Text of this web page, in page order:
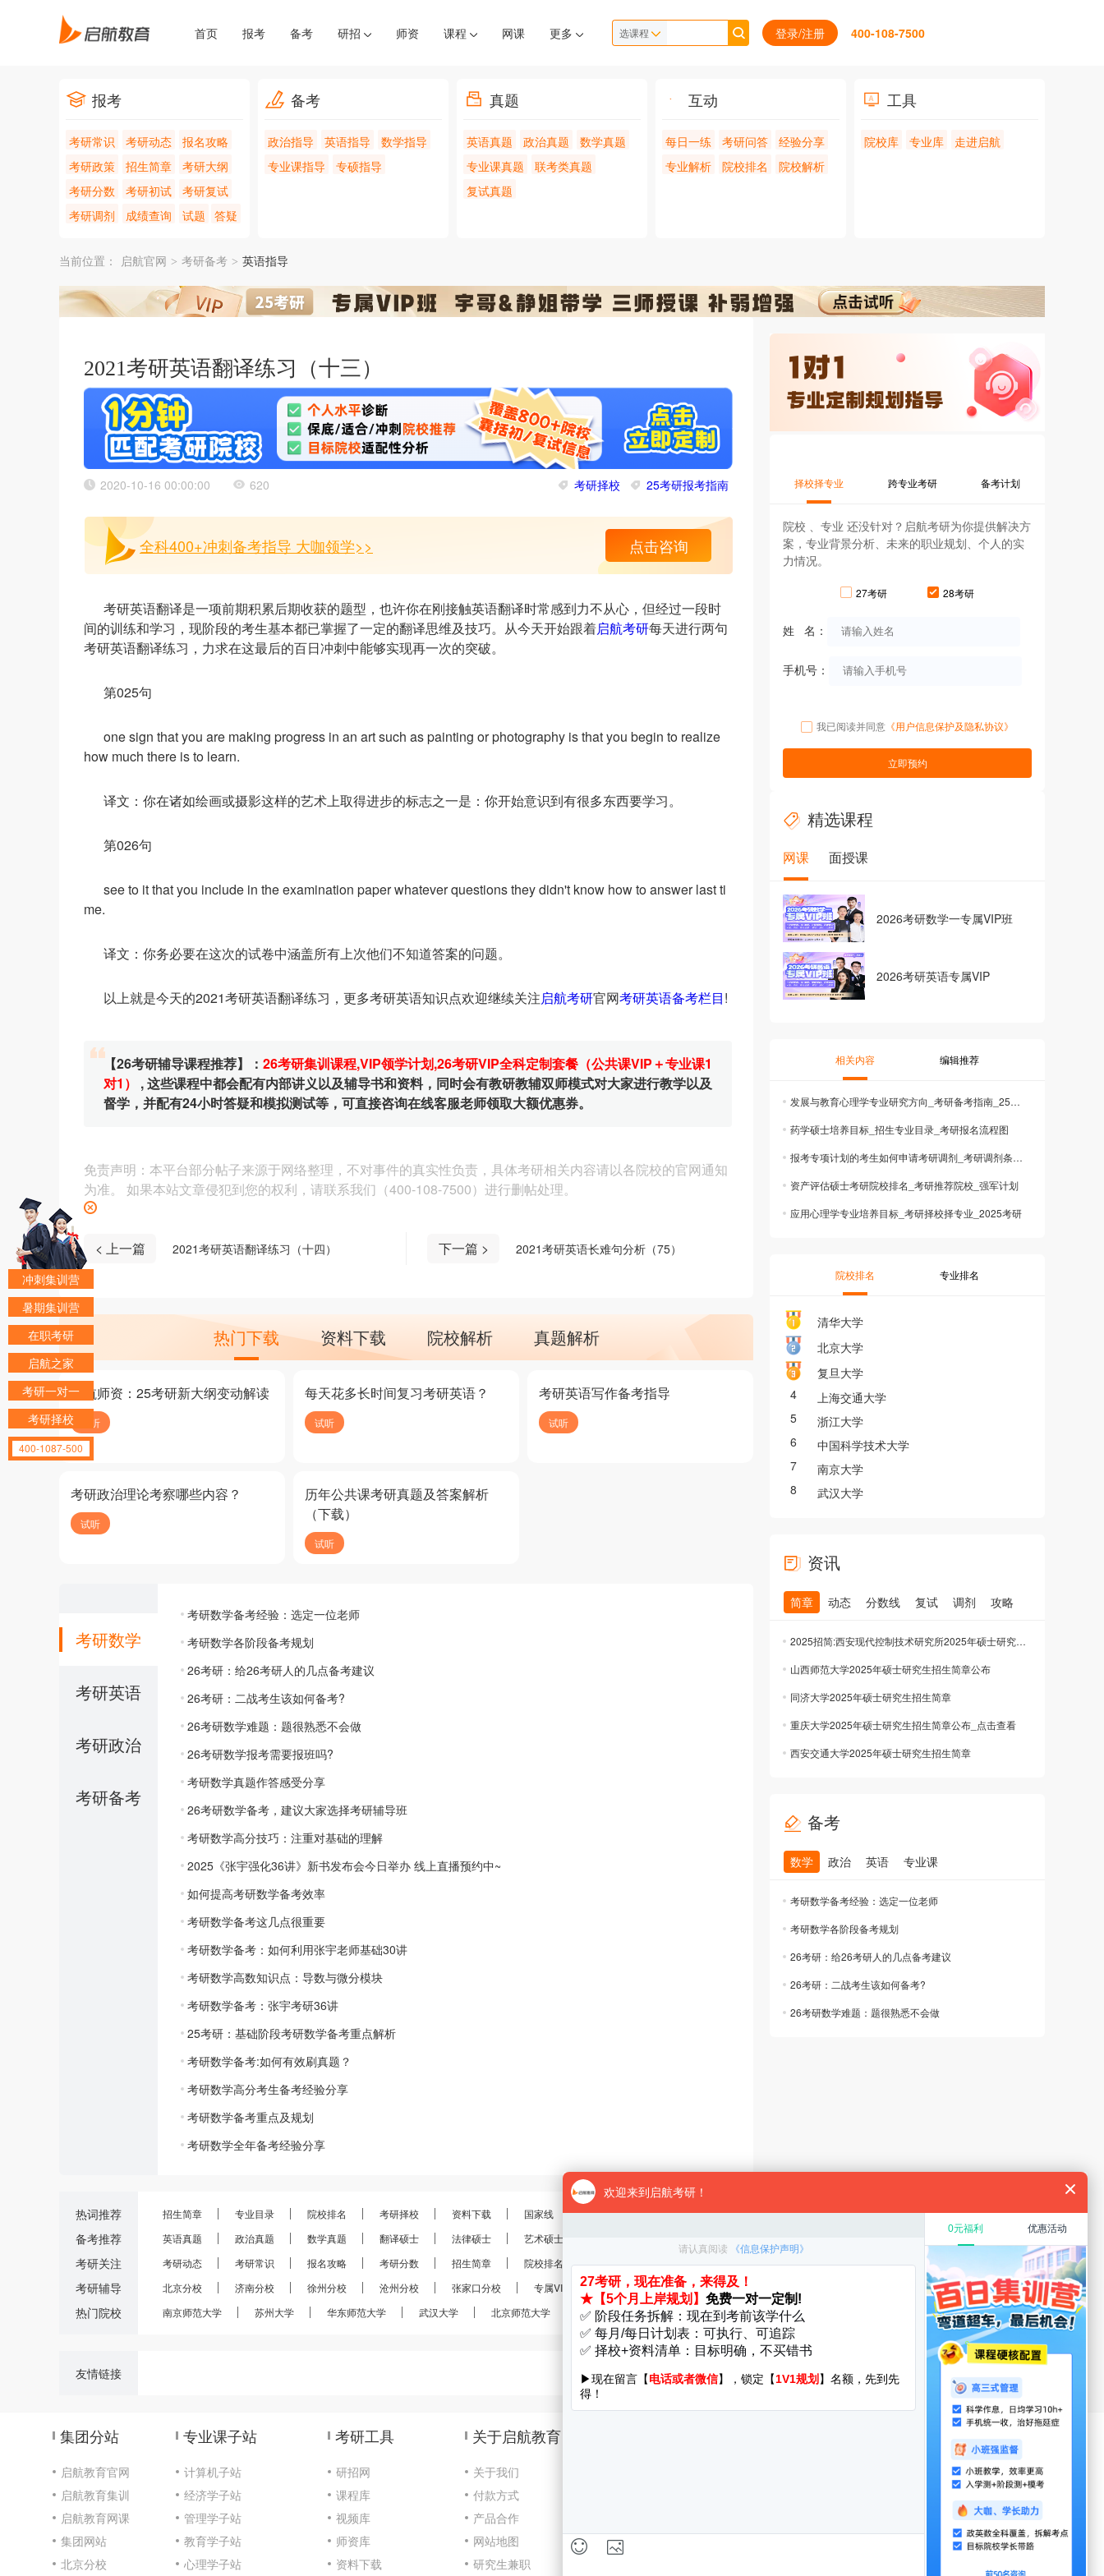
首页 报考 备考 研招 师资 课程 网课 更多 选课程 登录/注册 400-108-7500
报考
考研常识 考研动态
报名攻略
考研政策
招生简章
考研大纲
考研分数
考研初试
考研复试
考研调剂
成绩查询 试题 答疑
备考
政治指导 英语指导
数学指导
专业课指导
专硕指导
真题
英语真题 政治真题
数学真题
专业课真题
联考类真题
复试真题
互动
每日一练 考研问答
经验分享
专业解析
院校排名 院校解析
工具
院校库 专业库 走进启航
当前位置： 启航官网 > 考研备考 > 英语指导
2021考研英语翻译练习（十三）
2020-10-16 00:00:00 620 考研择校 25考研报考指南
全科400+冲刺备考指导 大咖领学>> 点击咨询
考研英语翻译是一项前期积累后期收获的题型，也许你在刚接触英语翻译时常感到力不从心，但经过一段时
间的训练和学习，现阶段的考生基本都已掌握了一定的翻译思维及技巧。从今天开始跟着启航考研每天进行两句
考研英语翻译练习，力求在这最后的百日冲刺中能够实现再一次的突破。
第025句
one sign that you are making progress in an art such as painting or photography is that you begin to realize
how much there is to learn.
译文：你在诸如绘画或摄影这样的艺术上取得进步的标志之一是：你开始意识到有很多东西要学习。
第026句
see to it that you include in the examination paper whatever questions they didn't know how to answer last ti
me.
译文：你务必要在这次的试卷中涵盖所有上次他们不知道答案的问题。
以上就是今天的2021考研英语翻译练习，更多考研英语知识点欢迎继续关注启航考研官网考研英语备考栏目!
【26考研辅导课程推荐】： 26考研集训课程,VIP领学计划,26考研VIP全科定制套餐（公共课VIP＋专业课1
对1）
, 这些课程中都会配有内部讲义以及辅导书和资料，同时会有教研教辅双师模式对大家进行教学以及
督学，并配有24小时答疑和模拟测试等，可直接咨询在线客服老师领取大额优惠券。
免责声明：本平台部分帖子来源于网络整理，不对事件的真实性负责，具体考研相关内容请以各院校的官网通知
为准。 如果本站文章侵犯到您的权利，请联系我们（400-108-7500）进行删帖处理。
< 上一篇 2021考研英语翻译练习（十四） 下一篇 > 2021考研英语长难句分析（75）
热门下载 资料下载 院校解析 真题解析
启航师资：25考研新大纲变动解读
试听
每天花多长时间复习考研英语？
试听
考研英语写作备考指导
试听
考研政治理论考察哪些内容？
试听
历年公共课考研真题及答案解析
（下载）
试听
考研数学
考研英语
考研政治
考研备考
考研数学备考经验：选定一位老师
考研数学各阶段备考规划
26考研：给26考研人的几点备考建议
26考研：二战考生该如何备考?
26考研数学难题：题很熟悉不会做
26考研数学报考需要报班吗?
考研数学真题作答感受分享
26考研数学备考，建议大家选择考研辅导班
考研数学高分技巧：注重对基础的理解
2025《张宇强化36讲》新书发布会今日举办 线上直播预约中~
如何提高考研数学备考效率
考研数学备考这几点很重要
考研数学备考：如何利用张宇老师基础30讲
考研数学高数知识点：导数与微分模块
考研数学备考：张宇考研36讲
25考研：基础阶段考研数学备考重点解析
考研数学备考:如何有效刷真题？
考研数学高分考生备考经验分享
考研数学备考重点及规划
考研数学全年备考经验分享
择校择专业 跨专业考研 备考计划
院校 、专业 还没针对？启航考研为你提供解决方
案，专业背景分析、未来的职业规划、个人的实
力情况。
27考研 28考研
姓 名：
手机号：
我已阅读并同意 《用户信息保护及隐私协议》
立即预约
精选课程
网课 面授课
2026考研数学一专属VIP班
2026考研英语专属VIP
相关内容 编辑推荐
发展与教育心理学专业研究方向_考研备考指南_25考研
药学硕士培养目标_招生专业目录_考研报名流程图
报考专项计划的考生如何申请考研调剂_考研调剂条件_申请考研调剂
资产评估硕士考研院校排名_考研推荐院校_强军计划
应用心理学专业培养目标_考研择校择专业_2025考研
院校排名 专业排名
清华大学
北京大学
复旦大学
4
上海交通大学
5
浙江大学
6
中国科学技术大学
7
南京大学
8
武汉大学
资讯
简章 动态 分数线 复试 调剂 攻略
2025招简:西安现代控制技术研究所2025年硕士研究生招生简章公布
山西师范大学2025年硕士研究生招生简章公布
同济大学2025年硕士研究生招生简章
重庆大学2025年硕士研究生招生简章公布_点击查看
西安交通大学2025年硕士研究生招生简章
备考
数学 政治 英语 专业课
考研数学备考经验：选定一位老师
考研数学各阶段备考规划
26考研：给26考研人的几点备考建议
26考研：二战考生该如何备考?
26考研数学难题：题很熟悉不会做
热词推荐
备考推荐
考研关注
考研辅导
热门院校
招生简章 专业目录 院校排名 考研择校 资料下载 国家线 分数线 报录比
考研规划
英语真题
政治真题 数学真题 翻译硕士 法律硕士 艺术硕士
考研动态
考研常识 报名攻略 考研分数 招生简章 院校排名 考研真题 经验分享 考研复试
考研调剂
北京分校
济南分校 徐州分校 沧州分校 张家口分校 专属VIP VIP定制
28考研
南京师范大学
苏州大学 华东师范大学 武汉大学 北京师范大学 南京大学 南开大学 厦门大学 华中科技大学 启航分校
友情链接
集团分站
启航教育官网
启航教育集训
启航教育网课
集团网站
北京分校
专业课子站
计算机子站
经济学子站
管理学子站
教育学子站
心理学子站
考研工具
研招网
课程库
视频库
师资库
资料下载
关于启航教育
关于我们
付款方式
产品合作
网站地图
研究生兼职
咨询地址:北京市海淀区万泉河路68号紫金大厦11层
冲刺集训营
暑期集训营
在职考研
启航之家
考研一对一
考研择校
400-1087-500